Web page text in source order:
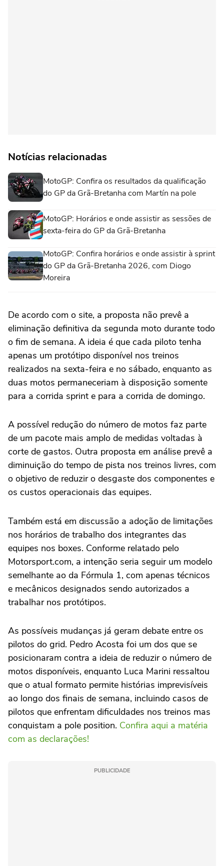
Notícias relacionadas
MotoGP: Confira os resultados da qualificação
do GP da Grã-Bretanha com Martín na pole
MotoGP: Horários e onde assistir as sessões de
sexta-feira do GP da Grã-Bretanha
MotoGP: Confira horários e onde assistir à sprint
do GP da Grã-Bretanha 2026, com Diogo
Moreira
De acordo com o site, a proposta não prevê a
eliminação definitiva da segunda moto durante todo
o fim de semana. A ideia é que cada piloto tenha
apenas um protótipo disponível nos treinos
realizados na sexta-feira e no sábado, enquanto as
duas motos permaneceriam à disposição somente
para a corrida sprint e para a corrida de domingo.
A possível redução do número de motos faz parte
de um pacote mais amplo de medidas voltadas à
corte de gastos. Outra proposta em análise prevê a
diminuição do tempo de pista nos treinos livres, com
o objetivo de reduzir o desgaste dos componentes e
os custos operacionais das equipes.
Também está em discussão a adoção de limitações
nos horários de trabalho dos integrantes das
equipes nos boxes. Conforme relatado pelo
Motorsport.com, a intenção seria seguir um modelo
semelhante ao da Fórmula 1, com apenas técnicos
e mecânicos designados sendo autorizados a
trabalhar nos protótipos.
As possíveis mudanças já geram debate entre os
pilotos do grid. Pedro Acosta foi um dos que se
posicionaram contra a ideia de reduzir o número de
motos disponíveis, enquanto Luca Marini ressaltou
que o atual formato permite histórias imprevisíveis
ao longo dos finais de semana, incluindo casos de
pilotos que enfrentam dificuldades nos treinos mas
conquistam a pole position. Confira aqui a matéria
com as declarações!
PUBLICIDADE